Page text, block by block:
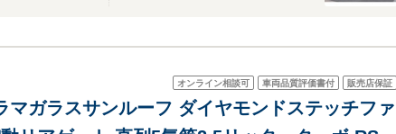
オンライン相談可 車両品質評価書付 販売店保証
マガラスサンルーフ ダイヤモンドステッチファ